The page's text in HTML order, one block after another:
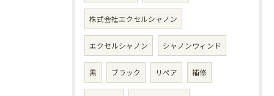
株式会社エクセルシャノン
エクセルシャノン シャノンウィンド
黒 ブラック リペア 補修